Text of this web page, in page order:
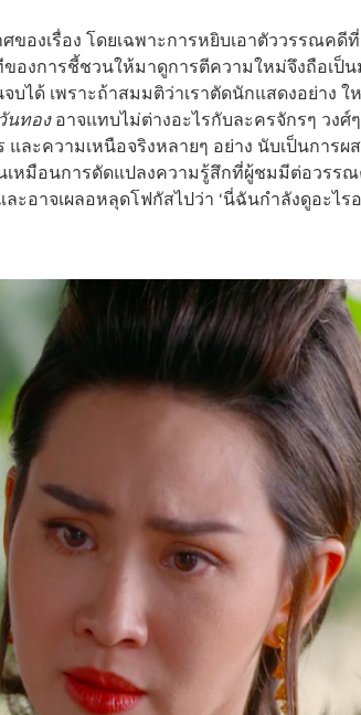
องเรื่อง โดยเฉพาะการหยิบเอาตัววรรณคดี
ของการชี้ชวนให้มาดูการตีความใหม่จึงถือเป็
ได้ เพราะถ้าสมมติว่าเราตัดนักแสดงอย่าง ใ
วันทองอาจแทบไม่ต่างอะไรกับละครจักรๆ วงศ์ๆ
และความเหนือจริงหลายๆ อย่าง นับเป็นการผ
เหมือนการดัดแปลงความรู้สึกที่ผู้ชมมีต่อวรร
าจเผลอหลุดโฟกัสไปว่า ‘นี่ฉันกำลังดูอะไรอ